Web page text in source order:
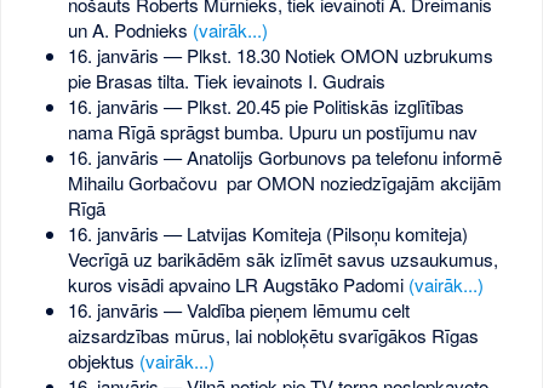
un A. Podnieks (vairāk...)
16. janvāris — Plkst. 18.30 Notiek OMON uzbrukums
pie Brasas tilta. Tiek ievainots I. Gudrais
16. janvāris — Plkst. 20.45 pie Politiskās izglītības
nama Rīgā sprāgst bumba. Upuru un postījumu nav
16. janvāris — Anatolijs Gorbunovs pa telefonu informē
Mihailu Gorbačovu par OMON noziedzīgajām akcijām
Rīgā
16. janvāris — Latvijas Komiteja (Pilsoņu komiteja)
Vecrīgā uz barikādēm sāk izlīmēt savus uzsaukumus,
kuros visādi apvaino LR Augstāko Padomi (vairāk...)
16. janvāris — Valdība pieņem lēmumu celt
aizsardzības mūrus, lai nobloķētu svarīgākos Rīgas
objektus (vairāk...)